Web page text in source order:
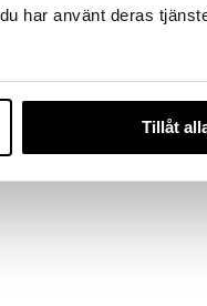
har använt deras
Tillåt